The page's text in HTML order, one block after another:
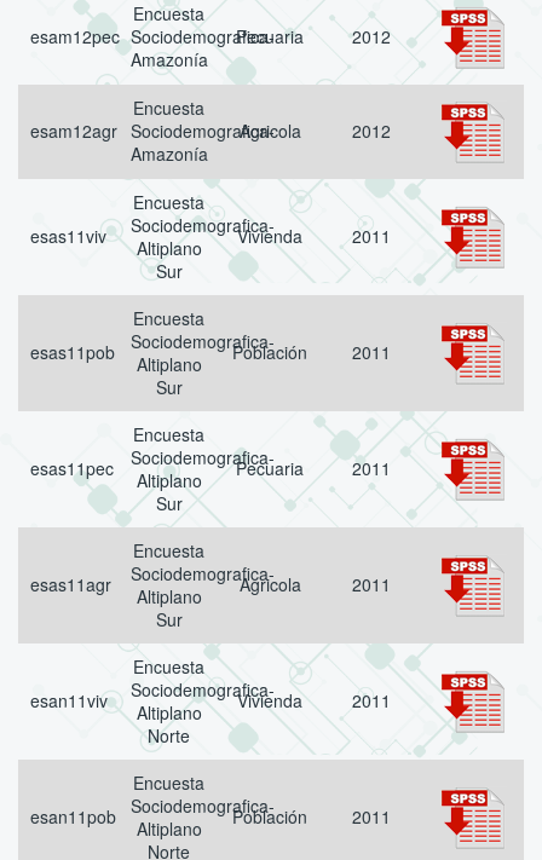
esam12pec
Encuesta
Sociodemografica-
Amazonía
Pecuaria 2012
esam12agr
Encuesta
Sociodemografica-
Amazonía
Agricola 2012
esas11viv
Encuesta
Sociodemografica-
Altiplano
Sur
Vivienda 2011
esas11pob
Encuesta
Sociodemografica-
Altiplano
Sur
Población 2011
esas11pec
Encuesta
Sociodemografica-
Altiplano
Sur
Pecuaria 2011
esas11agr
Encuesta
Sociodemografica-
Altiplano
Sur
Agricola 2011
esan11viv
Encuesta
Sociodemografica-
Altiplano
Norte
Vivienda 2011
esan11pob
Encuesta
Sociodemografica-
Altiplano
Norte
Población 2011